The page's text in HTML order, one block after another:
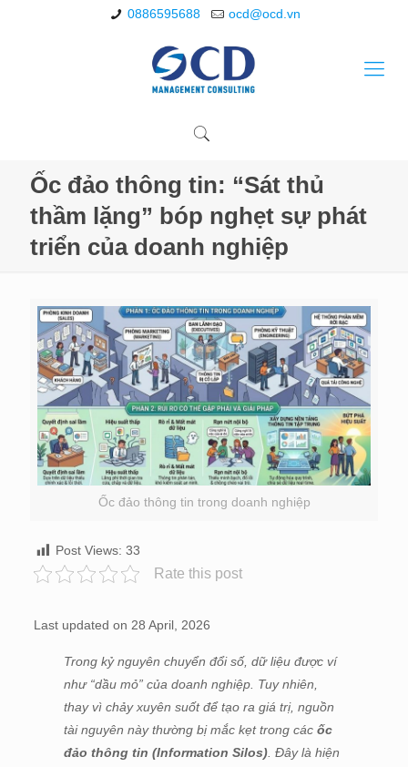
0886595688 ocd@ocd.vn
Ốc đảo thông tin: “Sát thủ
thầm lặng” bóp nghẹt sự phát
triển của doanh nghiệp
Ốc đảo thông tin trong doanh nghiệp
Post Views: 33
Rate this post
Last updated on 28 April, 2026
Trong kỷ nguyên chuyển đổi số, dữ liệu được ví
như “dầu mỏ” của doanh nghiệp. Tuy nhiên,
thay vì chảy xuyên suốt để tạo ra giá trị, nguồn
tài nguyên này thường bị mắc kẹt trong các ốc
đảo thông tin (Information Silos). Đây là hiện